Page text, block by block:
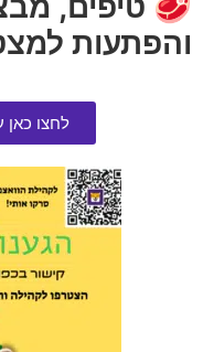
חטיף פרימיו לכלב לבבות
100 גרם בקופסה
הרוויחו 0.95 נקודות ⭐
₪19.00
הוספה לסל
והפתעות
לחצו